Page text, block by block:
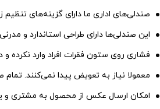
صندلی‌های اداری ما دارای گزینه‌های
این صندلی‌ها دارای طراحی استاندارد و
فشاری روی ستون فقرات افراد وارد نکرده
معمولا نیاز به تعویض پیدا نمی‌کنند. تمام
امکان ارسال عکس از محصول به مشتری و